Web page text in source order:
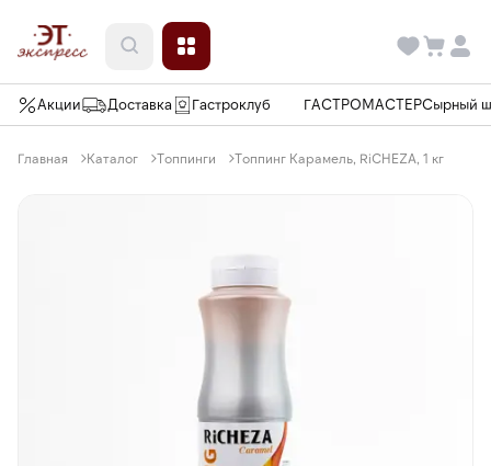
Акции Доставка Гастроклуб ГАСТРОМАСТЕРСырный
Главная Каталог Топпинги Топпинг Карамель, RiCHEZA, 1 кг